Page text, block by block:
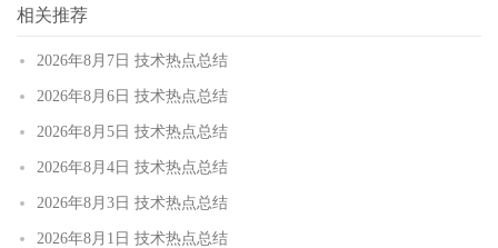
相关推荐
2026年8月7日 技术热点总结
2026年8月6日 技术热点总结
2026年8月5日 技术热点总结
2026年8月4日 技术热点总结
2026年8月3日 技术热点总结
2026年8月1日 技术热点总结